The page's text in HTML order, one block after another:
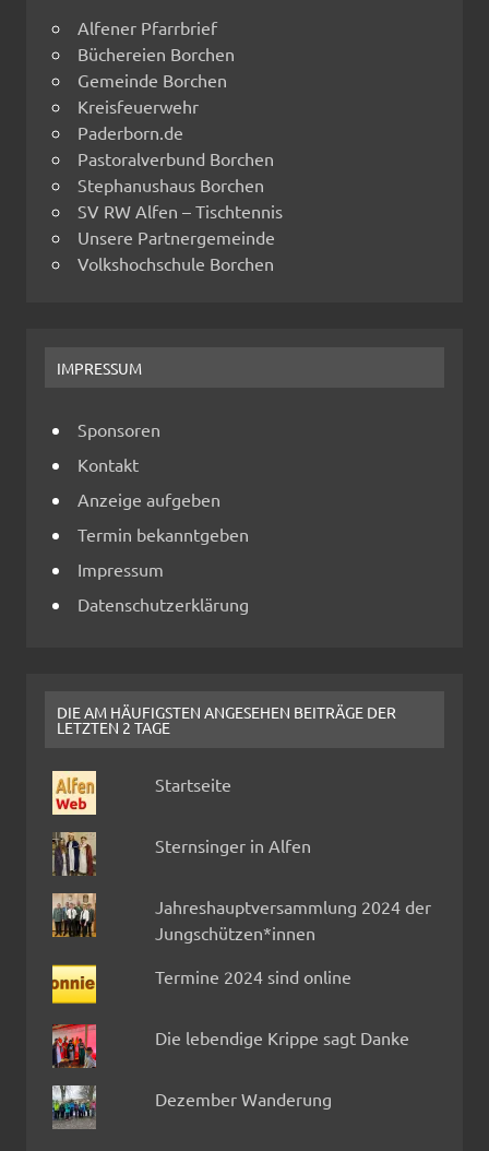
Alfener Pfarrbrief
Büchereien Borchen
Gemeinde Borchen
Kreisfeuerwehr
Paderborn.de
Pastoralverbund Borchen
Stephanushaus Borchen
SV RW Alfen – Tischtennis
Unsere Partnergemeinde
Volkshochschule Borchen
IMPRESSUM
Sponsoren
Kontakt
Anzeige aufgeben
Termin bekanntgeben
Impressum
Datenschutzerklärung
DIE AM HÄUFIGSTEN ANGESEHEN BEITRÄGE DER
LETZTEN 2 TAGE
Startseite
Sternsinger in Alfen
Jahreshauptversammlung 2024 der
Jungschützen*innen
Termine 2024 sind online
Die lebendige Krippe sagt Danke
Dezember Wanderung